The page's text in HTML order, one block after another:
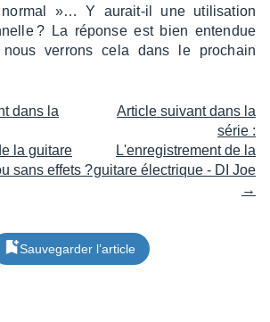
»… Y aurait-il une utili­sa­tion
? La réponse est bien enten­due
nous verrons cela dans le prochain
dans la
la guitare
sans effets ?
Article suivant dans la
série :
L'enregistrement de la
guitare électrique - DI Joe
→
Sauvegarder l’article